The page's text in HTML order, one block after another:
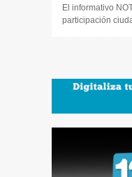
El informativo
participación